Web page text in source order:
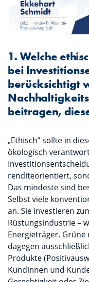
1. Welche
bei
berücksichtigt
beitragen,
„Ethisch“ sollte in
ökologisch
renditeorientiert,
Das mindeste sind
Selbst viele
an. Sie investieren
Rüstungsindustrie –
Energieträger. Grüne
dagegen
Produkte
Kundinnen und